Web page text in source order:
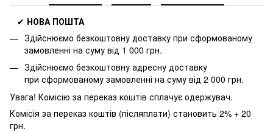
✔ НОВА ПОШТА
Здійснюємо безкоштовну доставку при сформованому
замовленні на суму від 1 000 грн.
Здійснюємо безкоштовну адресну доставку
при сформованому замовленні на суму від 2 000 грн.
Увага! Комісію за переказ коштів сплачує одержувач.
Комісія за переказ коштів (післяплати) становить 2% + 20
грн.